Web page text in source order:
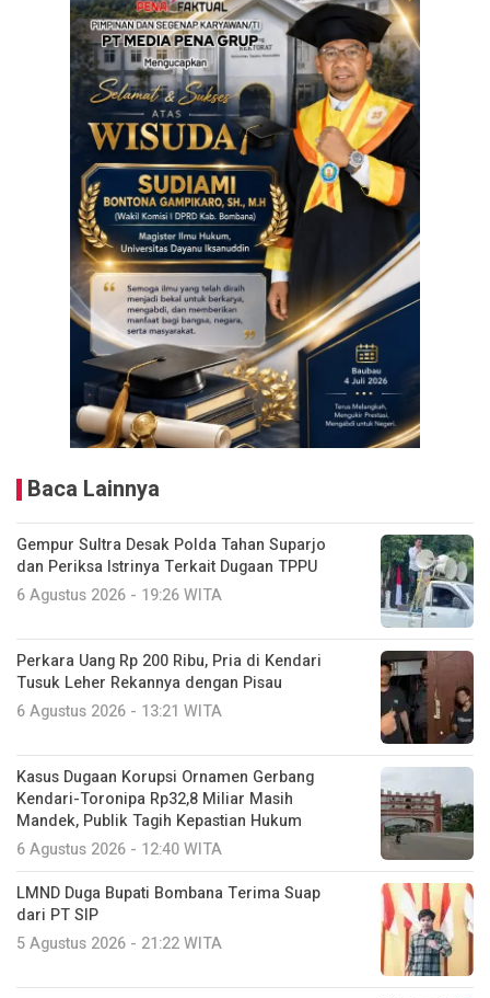
Baca Lainnya
Gempur Sultra Desak Polda Tahan Suparjo
dan Periksa Istrinya Terkait Dugaan TPPU
6 Agustus 2026 - 19:26 WITA
Perkara Uang Rp 200 Ribu, Pria di Kendari
Tusuk Leher Rekannya dengan Pisau
6 Agustus 2026 - 13:21 WITA
Kasus Dugaan Korupsi Ornamen Gerbang
Kendari-Toronipa Rp32,8 Miliar Masih
Mandek, Publik Tagih Kepastian Hukum
6 Agustus 2026 - 12:40 WITA
LMND Duga Bupati Bombana Terima Suap
dari PT SIP
5 Agustus 2026 - 21:22 WITA